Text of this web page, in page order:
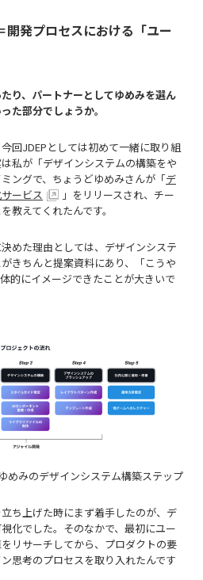
開発プロセスにおける「ユー
たり、パートナーとしてゆめみを選ん
た部分でしょうか。
回JDEPとしては初めて一緒に取り組
私が「デザインシステムの構築をや
ングで、ちょうどゆめみさんが 「デ
ービス
」 をリリースされ、チー
教えてくれたんです。
めた理由としては、デザインシステ
きちんと提案資料にあり、「こうや
的にイメージできたことが大きいで
ゆめみのデザインシステム構築ステップ
ち上げた時にまず着手したのが、デ
化でした。そのなかで、最初にユー
リサーチしてから、プロダクトの要
思考のプロセスを取り入れたんです